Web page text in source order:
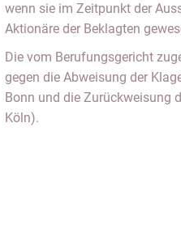
wenn sie im Zeitpunkt der
Aktionäre der Beklagten
Die vom Berufungsgericht
gegen die Abweisung der
Bonn und die Zurückweisung
Köln).